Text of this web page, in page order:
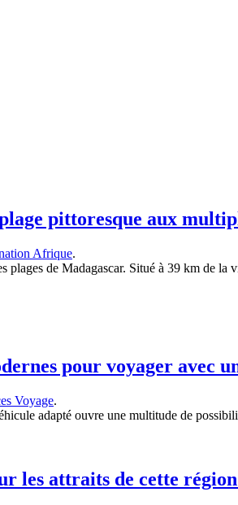
pittoresque aux
Afrique.
plages de Madagascar. Situé à 39 km de
pour voyager avec
Voyage.
adapté ouvre une multitude de
les attraits de cette